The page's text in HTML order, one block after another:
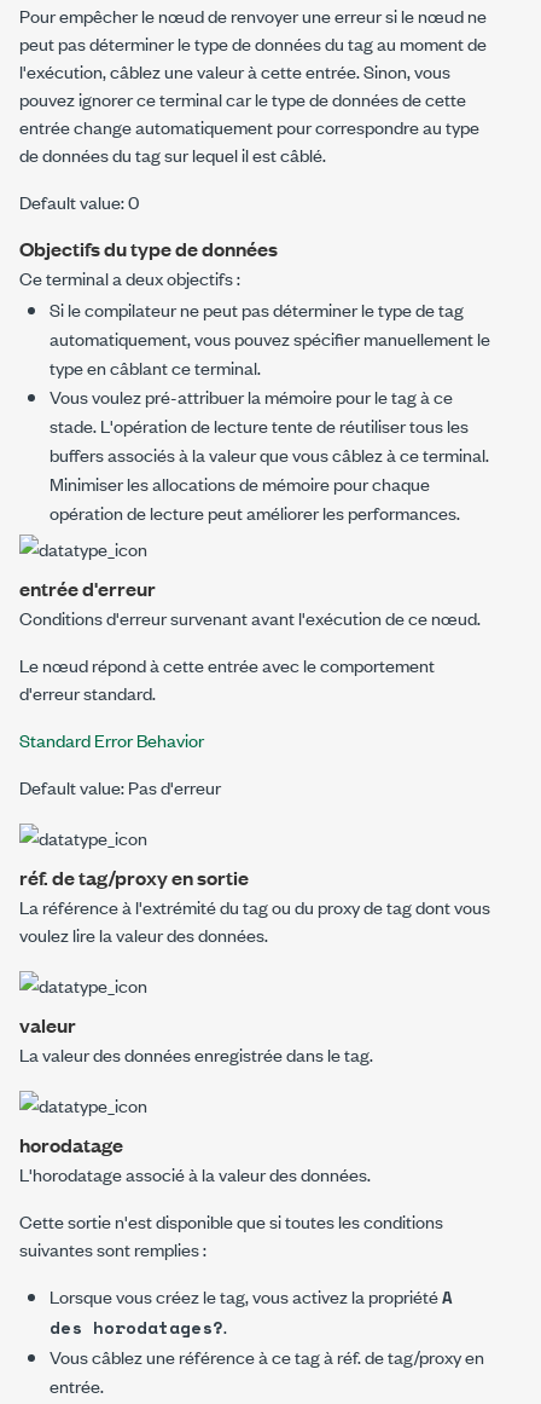
Pour empêcher le nœud de renvoyer une erreur si le nœud ne
peut pas déterminer le type de données du tag au moment de
l'exécution, câblez une valeur à cette entrée. Sinon, vous
pouvez ignorer ce terminal car le type de données de cette
entrée change automatiquement pour correspondre au type
de données du tag sur lequel il est câblé.
Default value: 0
Objectifs du type de données
Ce terminal a deux objectifs :
Si le compilateur ne peut pas déterminer le type de tag
automatiquement, vous pouvez spécifier manuellement le
type en câblant ce terminal.
Vous voulez pré-attribuer la mémoire pour le tag à ce
stade. L'opération de lecture tente de réutiliser tous les
buffers associés à la valeur que vous câblez à ce terminal.
Minimiser les allocations de mémoire pour chaque
opération de lecture peut améliorer les performances.
entrée d'erreur
Conditions d'erreur survenant avant l'exécution de ce nœud.
Le nœud répond à cette entrée avec le comportement
d'erreur standard.
Standard Error Behavior
Default value: Pas d'erreur
réf. de tag/proxy en sortie
La référence à l'extrémité du tag ou du proxy de tag dont vous
voulez lire la valeur des données.
valeur
La valeur des données enregistrée dans le tag.
horodatage
L'horodatage associé à la valeur des données.
Cette sortie n'est disponible que si toutes les conditions
suivantes sont remplies :
Lorsque vous créez le tag, vous activez la propriétéA
des horodatages?.
Vous câblez une référence à ce tag à réf. de tag/proxy en
entrée.